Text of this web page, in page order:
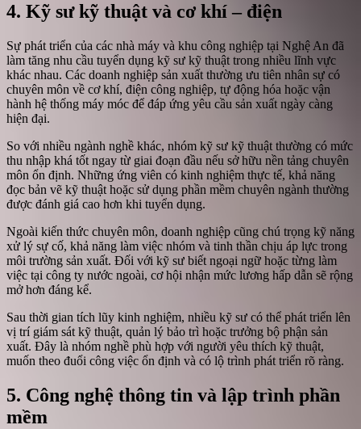
4. Kỹ sư kỹ thuật và cơ khí – điện
Sự phát triển của các nhà máy và khu công nghiệp tại Nghệ An đã
làm tăng nhu cầu tuyển dụng kỹ sư kỹ thuật trong nhiều lĩnh vực
khác nhau. Các doanh nghiệp sản xuất thường ưu tiên nhân sự có
chuyên môn về cơ khí, điện công nghiệp, tự động hóa hoặc vận
hành hệ thống máy móc để đáp ứng yêu cầu sản xuất ngày càng
hiện đại.
So với nhiều ngành nghề khác, nhóm kỹ sư kỹ thuật thường có mức
thu nhập khá tốt ngay từ giai đoạn đầu nếu sở hữu nền tảng chuyên
môn ổn định. Những ứng viên có kinh nghiệm thực tế, khả năng
đọc bản vẽ kỹ thuật hoặc sử dụng phần mềm chuyên ngành thường
được đánh giá cao hơn khi tuyển dụng.
Ngoài kiến thức chuyên môn, doanh nghiệp cũng chú trọng kỹ năng
xử lý sự cố, khả năng làm việc nhóm và tinh thần chịu áp lực trong
môi trường sản xuất. Đối với kỹ sư biết ngoại ngữ hoặc từng làm
việc tại công ty nước ngoài, cơ hội nhận mức lương hấp dẫn sẽ rộng
mở hơn đáng kể.
Sau thời gian tích lũy kinh nghiệm, nhiều kỹ sư có thể phát triển lên
vị trí giám sát kỹ thuật, quản lý bảo trì hoặc trưởng bộ phận sản
xuất. Đây là nhóm nghề phù hợp với người yêu thích kỹ thuật,
muốn theo đuổi công việc ổn định và có lộ trình phát triển rõ ràng.
5. Công nghệ thông tin và lập trình phần
mềm